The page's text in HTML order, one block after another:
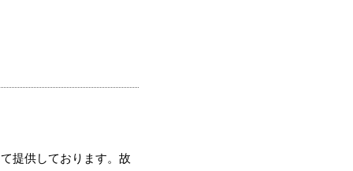
提供しております。故